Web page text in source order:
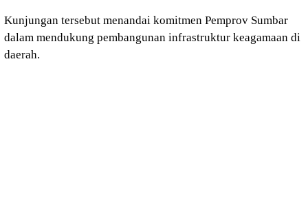
Kunjungan tersebut menandai komitmen Pemprov Sumbar
dalam mendukung pembangunan infrastruktur keagamaan di
daerah.